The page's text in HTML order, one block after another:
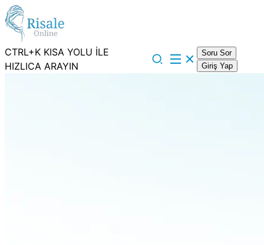
CTRL+K KISA YOLU İLE
HIZLICA ARAYIN
Soru Sor
Giriş Yap